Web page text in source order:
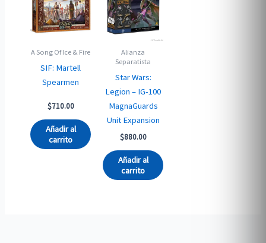
A Song Of Ice & Fire
SIF: Martell
Spearmen
$710.00
Añadir al
carrito
Alianza
Separatista
Star Wars:
Legion – IG-100
MagnaGuards
Unit Expansion
$880.00
Añadir al
carrito